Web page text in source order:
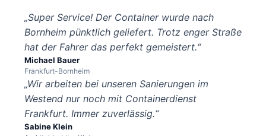
„Super Service! Der Container wurde nach
Bornheim pünktlich geliefert. Trotz enger Straße
hat der Fahrer das perfekt gemeistert.“
Michael Bauer
Frankfurt-Bornheim
„Wir arbeiten bei unseren Sanierungen im
Westend nur noch mit Containerdienst
Frankfurt. Immer zuverlässig.“
Sabine Klein